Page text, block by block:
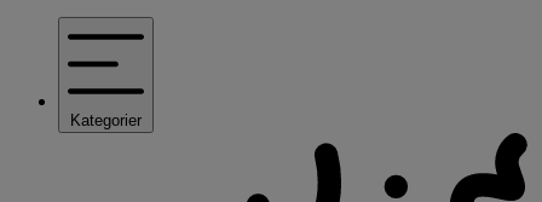
Kategorier